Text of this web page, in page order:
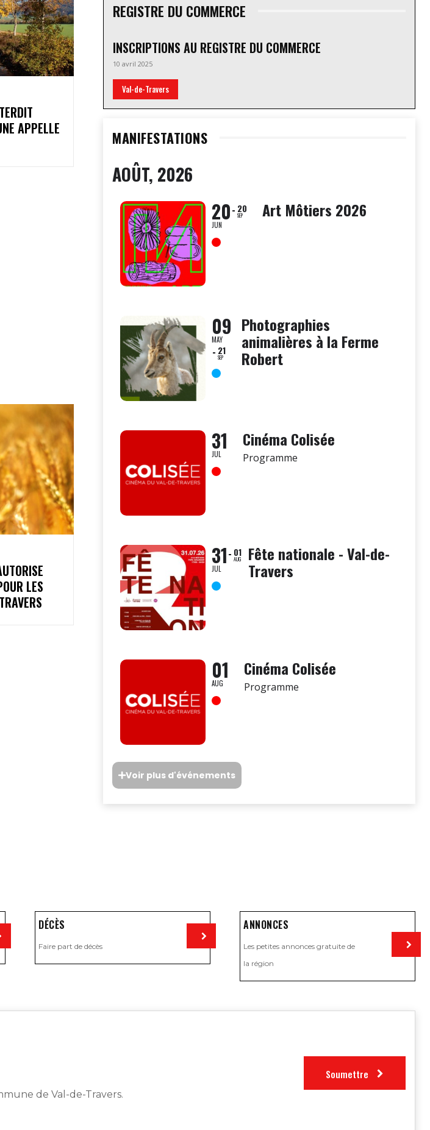
APPELLE
LES
REGISTRE DU COMMERCE
INSCRIPTIONS AU REGISTRE DU COMMERCE
10 avril 2025
Val-de-Travers
MANIFESTATIONS
AOÛT, 2026
20
JUN
20
SEP Art Môtiers 2026
09
MAY
21
SEP
Photographies
animalières à la Ferme
Robert
31
JUL
Cinéma Colisée
Programme
31
JUL
01
AUG Fête nationale - Val-de-
Travers
01
AUG
Cinéma Colisée
Programme
Voir plus d'événements
DÉCÈS
Faire part de décès
ANNONCES
Les petites annonces gratuite de
la région
de Val-de-Travers.
Soumettre